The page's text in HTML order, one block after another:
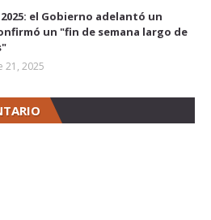
el Gobierno adelantó un
un "fin de semana largo de
21, 2025